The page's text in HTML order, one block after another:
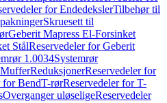
for EndedekslerTilbehør til
Skruesett til
Geberit Mapress El-Forsinket
StålReservedeler for Geberit
1.0034Systemrør
ReduksjonerReservedeler for
for BendT-rørReservedeler for T-
Overganger uløseligeReservedeler